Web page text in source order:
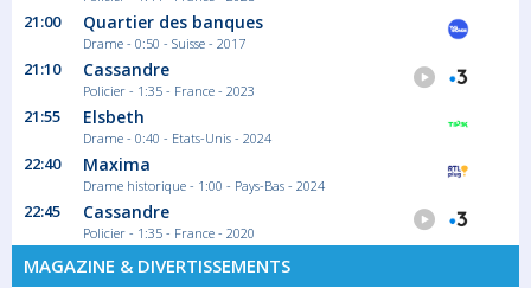
21:00 Quartier des banques
Drame - 0:50 - Suisse - 2017
21:10 Cassandre
Policier - 1:35 - France - 2023
21:55 Elsbeth
Drame - 0:40 - Etats-Unis - 2024
22:40 Maxima
Drame historique - 1:00 - Pays-Bas - 2024
22:45 Cassandre
Policier - 1:35 - France - 2020
MAGAZINE & DIVERTISSEMENTS